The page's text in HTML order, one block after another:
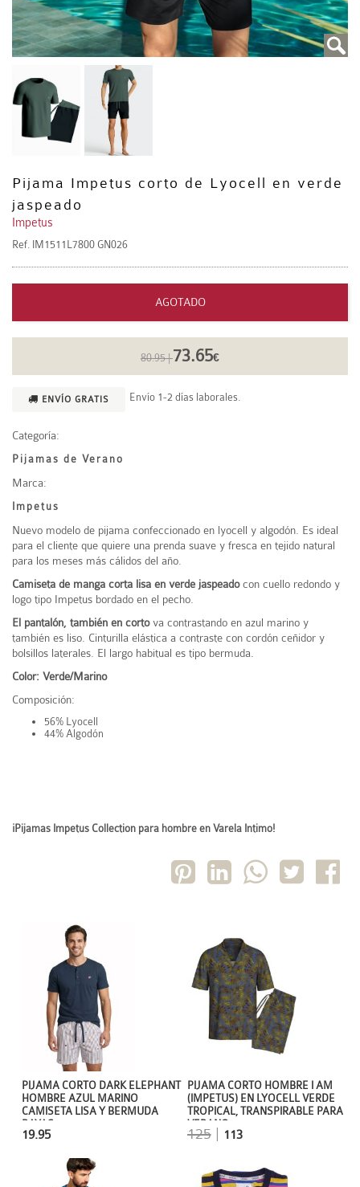
Pijama Impetus corto de Lyocell en verde
jaspeado
Impetus
Ref. IM1511L7800 GN026
AGOTADO
80.95 |73.65€
ENVÍO GRATIS Envío 1-2 días laborales.
Categoría:
Pijamas de Verano
Marca:
Impetus
Nuevo modelo de pijama confeccionado en lyocell y algodón. Es ideal
para el cliente que quiere una prenda suave y fresca en tejido natural
para los meses más cálidos del año.
Camiseta de manga corta lisa en verde jaspeadocon cuello redondo y
logo tipo Impetus bordado en el pecho.
El pantalón, también en cortova contrastando en azul marino y
también es liso. Cinturilla elástica a contraste con cordón ceñidor y
bolsillos laterales. El largo habitual es tipo bermuda.
Color: Verde/Marino
Composición:
56% Lyocell
44% Algodón
¡Pijamas Impetus Collection para hombre en Varela Intimo!
PIJAMA CORTO HOMBRE I AM
(IMPETUS) EN LYOCELL VERDE
TROPICAL, TRANSPIRABLE PARA
VERANO
125| 113
PIJAMA CORTO DARK ELEPHANT
HOMBRE AZUL MARINO
CAMISETA LISA Y BERMUDA
RAYAS
19.95